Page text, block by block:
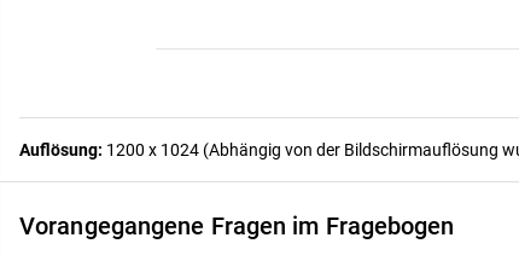
Auflösung: 1200 x 1024 (Abhängig von der Bildschirmauflösung
Vorangegangene Fragen im Fragebogen